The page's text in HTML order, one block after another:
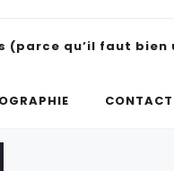
(parce qu’il faut bien
CONTACT